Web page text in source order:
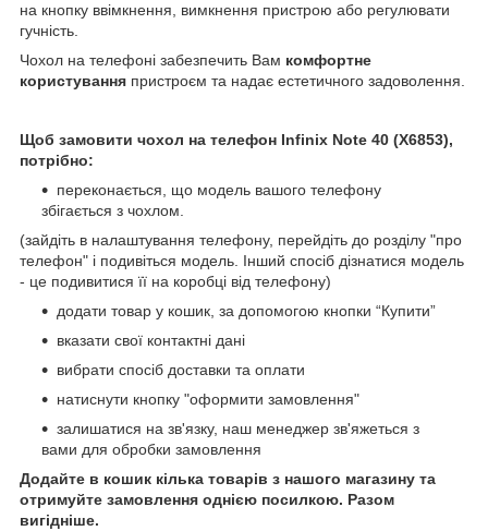
на кнопку ввімкнення, вимкнення пристрою або регулювати
гучність.
Чохол на телефоні забезпечить Вам комфортне
користування пристроєм та надає естетичного задоволення.
Щоб замовити чохол на телефон Infinix Note 40 (X6853),
потрібно:
переконається, що модель вашого телефону
збігається з чохлом.
(зайдіть в налаштування телефону, перейдіть до розділу "про
телефон" і подивіться модель. Інший спосіб дізнатися модель
- це подивитися її на коробці від телефону)
додати товар у кошик, за допомогою кнопки “Купити”
вказати свої контактні дані
вибрати спосіб доставки та оплати
натиснути кнопку "оформити замовлення"
залишатися на зв'язку, наш менеджер зв'яжеться з
вами для обробки замовлення
Додайте в кошик кілька товарів з нашого магазину та
отримуйте замовлення однією посилкою. Разом
вигідніше.